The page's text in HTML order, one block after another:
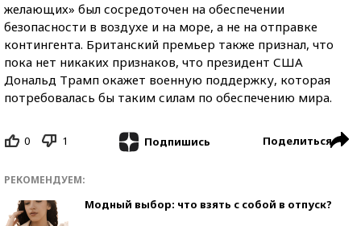
желающих» был сосредоточен на обеспечении
безопасности в воздухе и на море, а не на отправке
контингента. Британский премьер также признал, что
пока нет никаких признаков, что президент США
Дональд Трамп окажет военную поддержку, которая
потребовалась бы таким силам по обеспечению мира.
0 1 Подпишись Поделиться
РЕКОМЕНДУЕМ:
Модный выбор: что взять с собой в отпуск?